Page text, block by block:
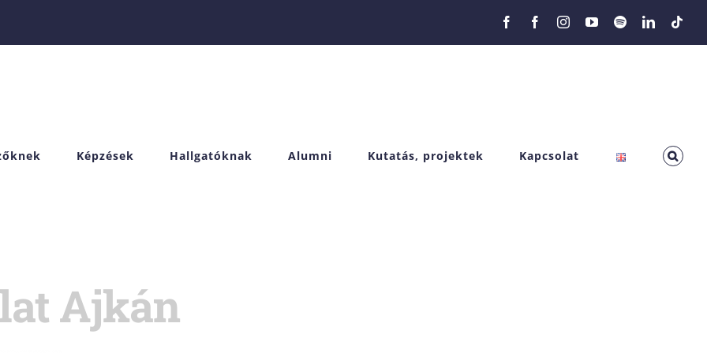
FacebookFacebookInstagramYouTube
SpotifyLinkedIn
Képzések Hallgatóknak Alumni Kutatás, projektek Kapcsolat
Ajkán